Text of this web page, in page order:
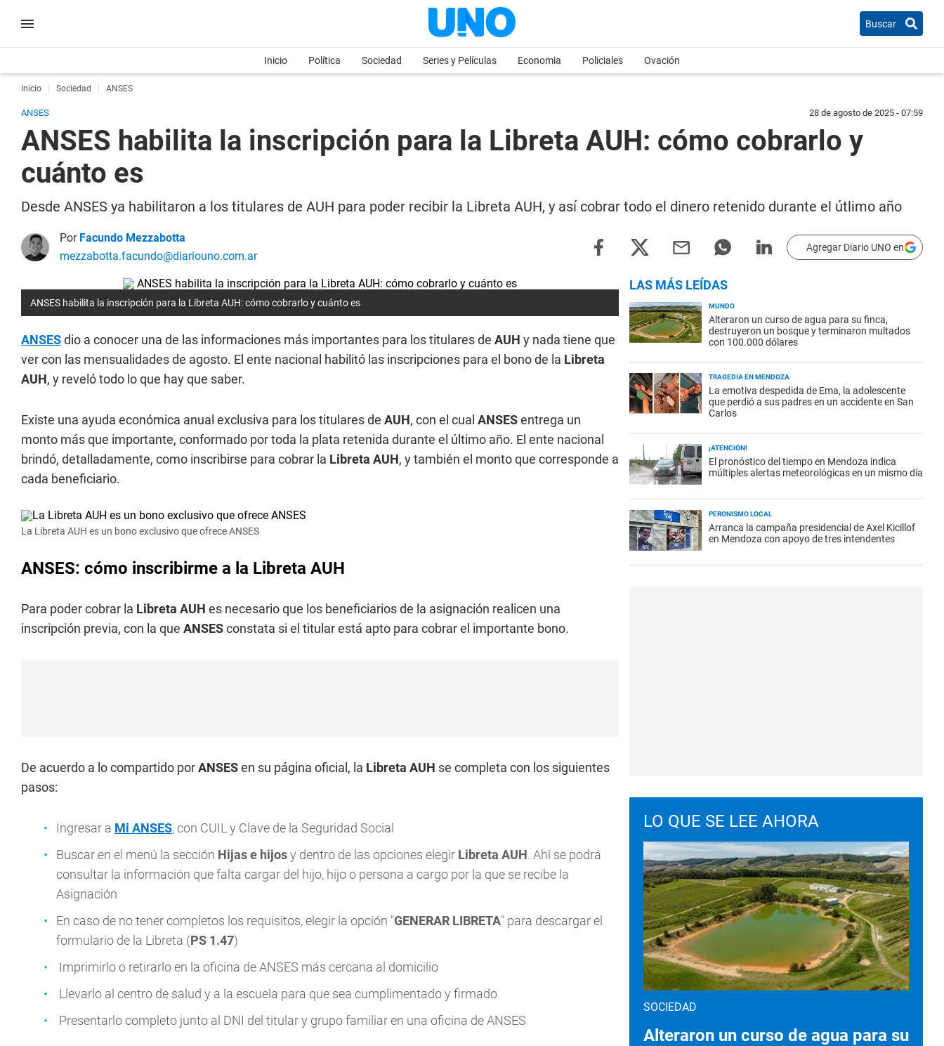
Buscar
Inicio Política Sociedad Series y Películas Economia Policiales Ovación
Inicio Sociedad ANSES
ANSES 28 de agosto de 2025 - 07:59
ANSES habilita la inscripción para la Libreta AUH: cómo cobrarlo y
cuánto es
Desde ANSES ya habilitaron a los titulares de AUH para poder recibir la Libreta AUH, y así cobrar todo el dinero retenido durante el útlimo año
Por Facundo Mezzabotta
mezzabotta.facundo@diariouno.com.ar
Agregar Diario UNO en
ANSES habilita la inscripción para la Libreta AUH: cómo cobrarlo y cuánto es
ANSESdio a conocer una de las informaciones más importantes para los titulares de AUH y nada tiene que
ver con las mensualidades de agosto. El ente nacional habilitó las inscripciones para el bono de la Libreta
AUH, y reveló todo lo que hay que saber.
Existe una ayuda económica anual exclusiva para los titulares de AUH, con el cual ANSESentrega un
monto más que importante, conformado por toda la plata retenida durante el último año. El ente nacional
brindó, detalladamente, como inscribirse para cobrar la Libreta AUH, y también el monto que corresponde a
cada beneficiario.
La Libreta AUH es un bono exclusivo que ofrece ANSES
ANSES: cómo inscribirme a la Libreta AUH
Para poder cobrar la Libreta AUH es necesario que los beneficiarios de la asignación realicen una
inscripción previa, con la que ANSESconstata si el titular está apto para cobrar el importante bono.
De acuerdo a lo compartido porANSESen su página oficial, la Libreta AUH se completa con los siguientes
pasos:
Ingresar a Mi ANSES, con CUIL y Clave de la Seguridad Social
Buscar en el menú la sección Hijas e hijosy dentro de las opciones elegir Libreta AUH. Ahí se podrá
consultar la información que falta cargar del hijo, hijo o persona a cargo por la que se recibe la
Asignación
En caso de no tener completos los requisitos, elegir la opción "GENERAR LIBRETA" para descargar el
formulario de la Libreta (PS 1.47)
Imprimirlo o retirarlo en la oficina de ANSES más cercana al domicilio
Llevarlo al centro de salud y a la escuela para que sea cumplimentado y firmado
Presentarlo completo junto al DNI del titular y grupo familiar en una oficina de ANSES
LAS MÁS LEÍDAS
MUNDO
Alteraron un curso de agua para su finca,
destruyeron un bosque y terminaron multados
con 100.000 dólares
TRAGEDIA EN MENDOZA
La emotiva despedida de Ema, la adolescente
que perdió a sus padres en un accidente en San
Carlos
¡ATENCIÓN!
El pronóstico del tiempo en Mendoza indica
múltiples alertas meteorológicas en un mismo día
PERONISMO LOCAL
Arranca la campaña presidencial de Axel Kicillof
en Mendoza con apoyo de tres intendentes
LO QUE SE LEE AHORA
SOCIEDAD
Alteraron un curso de agua para su